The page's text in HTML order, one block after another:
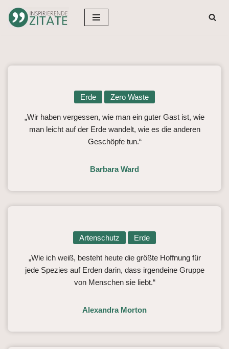
Zum
Erde Zero Waste
„Wir haben vergessen, wie man ein guter Gast ist, wie
man leicht auf der Erde wandelt, wie es die anderen
Geschöpfe tun.“
Barbara Ward
Artenschutz Erde
„Wie ich weiß, besteht heute die größte Hoffnung für
jede Spezies auf Erden darin, dass irgendeine Gruppe
von Menschen sie liebt.“
Alexandra Morton